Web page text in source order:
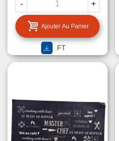
- +
Ajouter Au Panier
FT